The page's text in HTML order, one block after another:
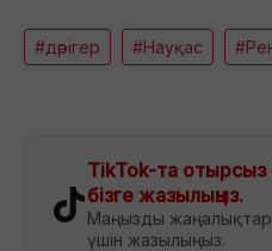
#дәрігер #Науқас
TikTok-та
бізге жазылыңыз.
Маңызды
үшін жазылыңыз.